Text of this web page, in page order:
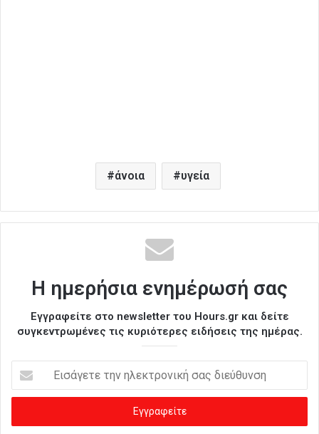
άνοια υγεία
Η ημερήσια ενημέρωσή σας
Εγγραφείτε στο newsletter του Hours.gr και δείτε
συγκεντρωμένες τις κυριότερες ειδήσεις της ημέρας.
σ
γ